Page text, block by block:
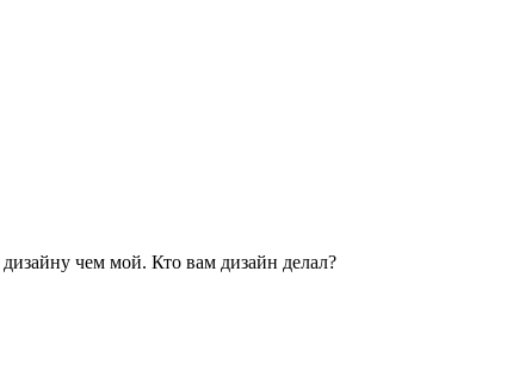
чем мой. Кто вам дизайн делал?